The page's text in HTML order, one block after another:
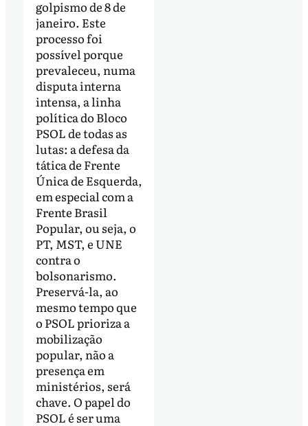
golpismo de 8 de
janeiro. Este
processo foi
possível porque
prevaleceu, numa
disputa interna
intensa, a linha
política do Bloco
PSOL de todas as
lutas: a defesa da
tática de Frente
Única de Esquerda,
em especial com a
Frente Brasil
Popular, ou seja, o
PT, MST, e UNE
contra o
bolsonarismo.
Preservá-la, ao
mesmo tempo que
o PSOL prioriza a
mobilização
popular, não a
presença em
ministérios, será
chave. O papel do
PSOL é ser uma